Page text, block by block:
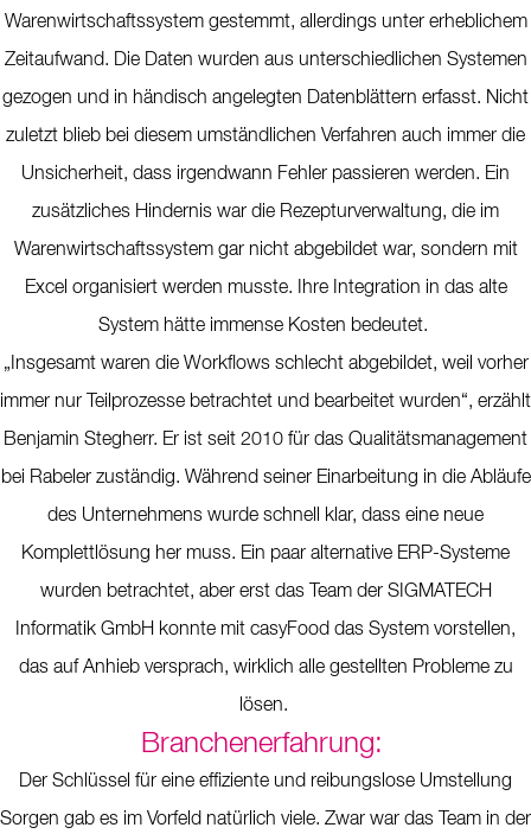
Warenwirtschaftssystem gestemmt, allerdings unter erheblichem
Zeitaufwand. Die Daten wurden aus unterschiedlichen Systemen
gezogen und in händisch angelegten Datenblättern erfasst. Nicht
zuletzt blieb bei diesem umständlichen Verfahren auch immer die
Unsicherheit, dass irgendwann Fehler passieren werden. Ein
zusätzliches Hindernis war die Rezepturverwaltung, die im
Warenwirtschaftssystem gar nicht abgebildet war, sondern mit
Excel organisiert werden musste. Ihre Integration in das alte
System hätte immense Kosten bedeutet.
„Insgesamt waren die Workflows schlecht abgebildet, weil vorher
immer nur Teilprozesse betrachtet und bearbeitet wurden“, erzählt
Benjamin Stegherr. Er ist seit 2010 für das Qualitätsmanagement
bei Rabeler zuständig. Während seiner Einarbeitung in die Abläufe
des Unternehmens wurde schnell klar, dass eine neue
Komplettlösung her muss. Ein paar alternative ERP-Systeme
wurden betrachtet, aber erst das Team der SIGMATECH
Informatik GmbH konnte mit casyFood das System vorstellen,
das auf Anhieb versprach, wirklich alle gestellten Probleme zu
lösen.
Branchenerfahrung:
Der Schlüssel für eine effiziente und reibungslose Umstellung
Sorgen gab es im Vorfeld natürlich viele. Zwar war das Team in der